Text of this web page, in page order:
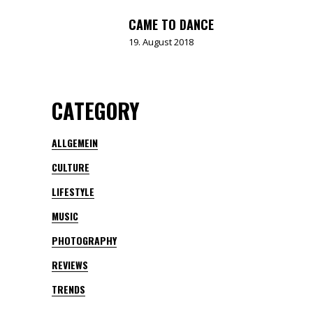
CAME TO DANCE
19. August 2018
CATEGORY
ALLGEMEIN
CULTURE
LIFESTYLE
MUSIC
PHOTOGRAPHY
REVIEWS
TRENDS